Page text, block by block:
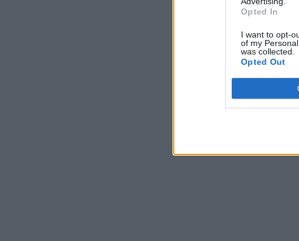
Opted In
I want to opt-
of my
was collected.
Opted Out